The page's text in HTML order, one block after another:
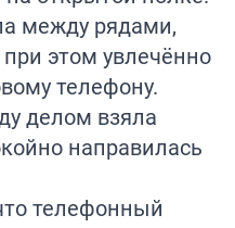
между рядами,
этом увлечённо
телефону.
делом взяла
направилась
телефонный